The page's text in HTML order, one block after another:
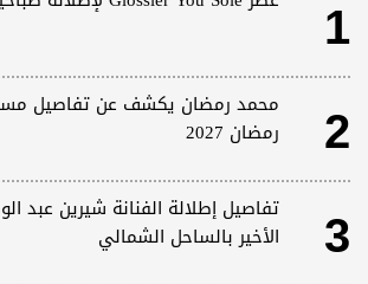
1
2
محمد رمضان يكشف عن تفاصيل
رمضان 2027
3
تفاصيل إطلالة الفنانة شيرين عبد
الأخير بالساحل الشمالي